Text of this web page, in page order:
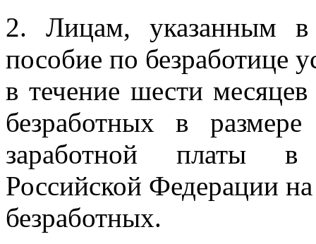
2. Лицам, указанным
пособие по безработице
в течение шести
безработных в размере
заработной платы в
Российской Федерации на
безработных.